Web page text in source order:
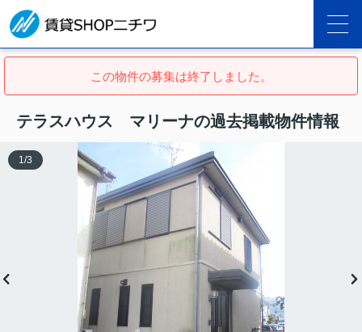
この物件の募集は終了しました。
テラスハウス マリーナの過去掲載物件情報
1 /3